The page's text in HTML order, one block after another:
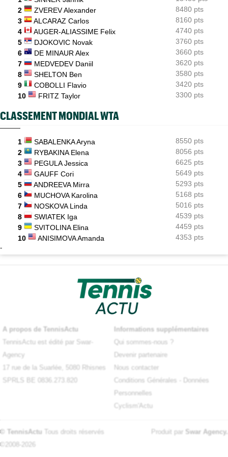
13:59
BJK Cup
Zheng, Rybakina, Noskova... : qui jouera les BJK Cup Finals ?
2
ZVEREV Alexander
8480 pts
3
ALCARAZ Carlos
8160 pts
4
AUGER-ALIASSIME Felix
4740 pts
5
DJOKOVIC Novak
3760 pts
6
DE MINAUR Alex
3660 pts
7
MEDVEDEV Daniil
3620 pts
8
SHELTON Ben
3580 pts
9
COBOLLI Flavio
3420 pts
10
FRITZ Taylor 3300 pts
CLASSEMENT MONDIAL WTA
1 SABALENKA Aryna
8550 pts
2
RYBAKINA Elena
8056 pts
3
PEGULA Jessica
6625 pts
4
GAUFF Cori
5649 pts
5
ANDREEVA Mirra
5293 pts
6
MUCHOVA Karolina
5168 pts
7
NOSKOVA Linda
5016 pts
8
SWIATEK Iga
4539 pts
9
SVITOLINA Elina
4459 pts
10
ANISIMOVA Amanda 4353 pts
-
A propos de TennisActu
TennisActu est édité par Swar-
Agency
17 rue de la Suarlée, 5080 Rhisnes
SPRLS BE 0836.273.820
Informations supplémentaires
Qui sommes-nous ?
Devenir partenaire
Nous contacter
Conditions Générales
Données
Personnelles
Cyclism'Actu
© TennisActu Tous droits réservés
©2008-2026
Produit par Swar Agency.